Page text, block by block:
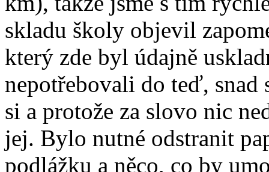
skladu školy objevil
který zde byl údajně
nepotřebovali do teď, snad
si a protože za slovo nic
jej. Bylo nutné odstranit
podlážku a něco, co by